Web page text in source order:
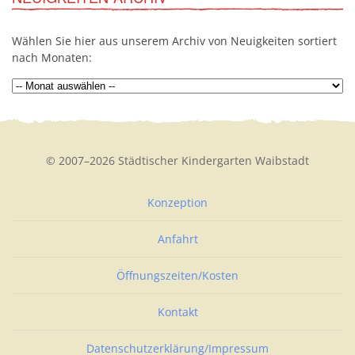
Wählen Sie hier aus unserem Archiv von Neuigkeiten sortiert
nach Monaten:
© 2007–2026 Städtischer Kindergarten Waibstadt
Konzeption
Anfahrt
Öffnungszeiten/Kosten
Kontakt
Datenschutzerklärung/Impressum